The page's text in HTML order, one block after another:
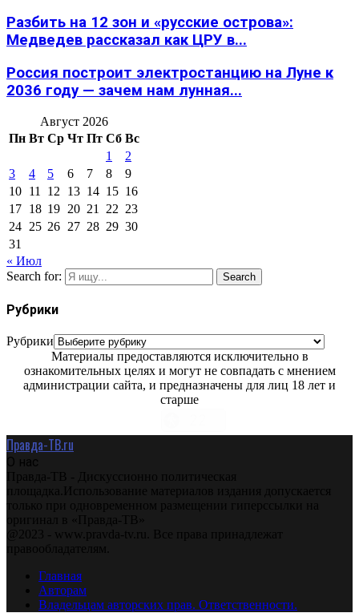
Разбить на 12 зон и «русские острова»:
Медведев рассказал как ЦРУ в...
Россия построит электростанцию на Луне к
2036 году — зачем нам лунная...
Август 2026
Пн Вт Ср Чт Пт Сб Вс
1
2
3
4 5 6 7 8
9
10 11 12 13 14 15 16
17 18 19 20 21 22 23
24 25 26 27 28 29 30
31
« Июл
Search for:
Search
Рубрики
Рубрики
Материалы предоставляются исключительно в
ознакомительных целях и могут не совпадать с мнением
администрации сайта, и предназначены для лиц 18 лет и
старше
Правда-ТВ.ru
О нас
Правда-ТВ - Дискуссионно политическая
площадка.Использование материалов издания допускается
только при одновременном размещении гиперссылки на
оригинал в «Правда-ТВ»
@2023 - www.pravda-tv.ru. Все права принадлежат
правообладателям.
Главная
Авторам
Владельцам авторских прав. Ответственности.